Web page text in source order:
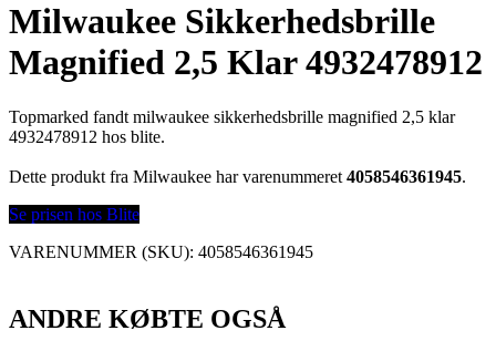
Milwaukee Sikkerhedsbrille
Magnified 2,5 Klar 4932478912
Topmarked fandt milwaukee sikkerhedsbrille magnified 2,5 klar
4932478912 hos blite.
Dette produkt fra Milwaukee har varenummeret 4058546361945.
Se prisen hos Blite
VARENUMMER (SKU): 4058546361945
ANDRE KØBTE OGSÅ